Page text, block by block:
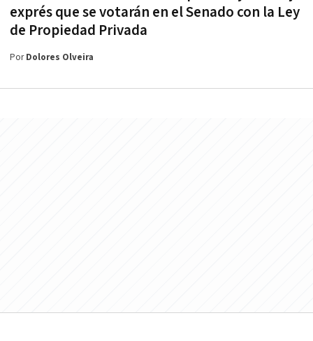
exprés que se votarán en el Senado con la Ley
de Propiedad Privada
PorDolores Olveira